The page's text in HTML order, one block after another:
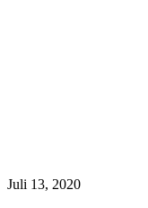
Juli 13, 2020